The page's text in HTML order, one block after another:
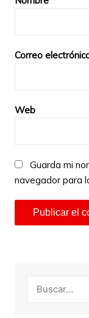
Correo
Web
Guarda mi
navegador para